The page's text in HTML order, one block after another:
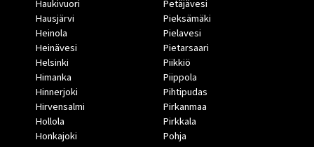
Haukivuori
Hausjärvi
Heinola
Heinävesi
Helsinki
Himanka
Hinnerjoki
Hirvensalmi
Hollola
Honkajoki
Petäjävesi
Pieksämäki
Pielavesi
Pietarsaari
Piikkiö
Piippola
Pihtipudas
Pirkanmaa
Pirkkala
Pohja